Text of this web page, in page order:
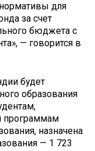
для
за счет
бюджета с
— говорится в
будет
образования
программам
назначена
— 1 723